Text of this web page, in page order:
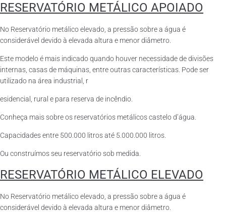
RESERVATÓRIO METÁLICO APOIADO
No Reservatório metálico elevado, a pressão sobre a água é
considerável devido à elevada altura e menor diâmetro.
Este modelo é mais indicado quando houver necessidade de divisões
internas, casas de máquinas, entre outras características. Pode ser
utilizado na área industrial, r
esidencial, rural e para reserva de incêndio.
Conheça mais sobre os reservatórios metálicos castelo d’água.
Capacidades entre 500.000 litros até 5.000.000 litros.
Ou construímos seu reservatório sob medida.
RESERVATÓRIO METÁLICO ELEVADO
No Reservatório metálico elevado, a pressão sobre a água é
considerável devido à elevada altura e menor diâmetro.